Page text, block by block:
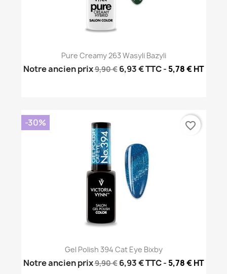
Pure Creamy 263 Wasyli Bazyli
Notre ancien prix9,90 € 6,93 €TTC- 5,78 € HT
Gel Polish 394 Cat Eye Bixby
Notre ancien prix9,90 € 6,93 €TTC- 5,78 € HT
-30% favorite_border